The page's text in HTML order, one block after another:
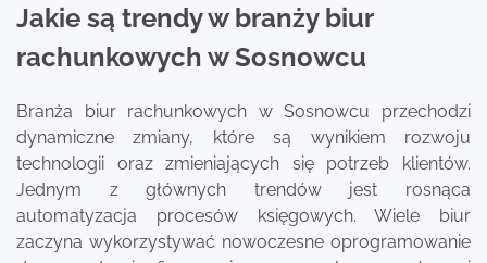
Jakie są trendy w branży biur
rachunkowych w Sosnowcu
Branża biur rachunkowych w Sosnowcu przechodzi
dynamiczne zmiany, które są wynikiem rozwoju
technologii oraz zmieniających się potrzeb klientów.
Jednym z głównych trendów jest rosnąca
automatyzacja procesów księgowych. Wiele biur
zaczyna wykorzystywać nowoczesne oprogramowanie